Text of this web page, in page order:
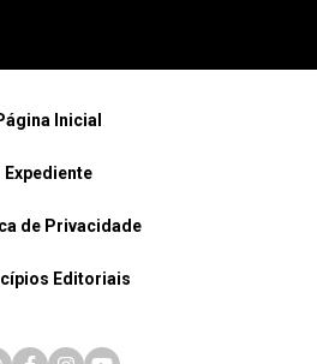
Inicial
Expediente
de Privacidade
Editoriais